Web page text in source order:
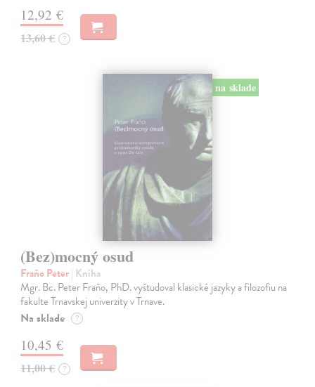
12,92 €
13,60 € ?
na sklade
(Bez)mocný osud
Fraňo Peter| Kniha
Mgr. Bc. Peter Fraňo, PhD. vyštudoval klasické jazyky a filozofiu na
fakulte Trnavskej univerzity v Trnave.
Na sklade ?
10,45 €
11,00 € ?